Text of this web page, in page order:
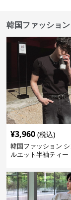
韓国ファッショ
¥3,960 (税込)
韓国ファッション
ルエット半袖ティー